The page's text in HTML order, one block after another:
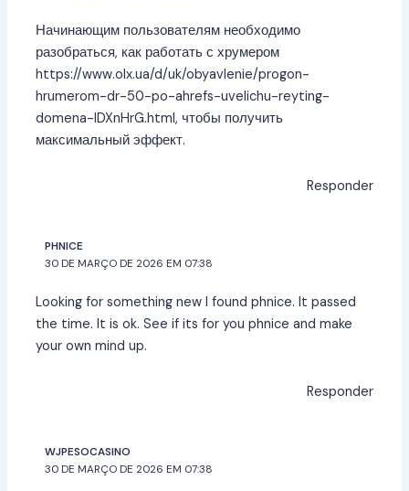
Начинающим пользователям необходимо
разобраться, как работать с хрумером
https://www.olx.ua/d/uk/obyavlenie/progon-
hrumerom-dr-50-po-ahrefs-uvelichu-reyting-
domena-IDXnHrG.html, чтобы получить
максимальный эффект.
Responder
PHNICE
30 DE MARÇO DE 2026 EM 07:38
Looking for something new I found phnice. It passed
the time. It is ok. See if its for youphnice and make
your own mind up.
Responder
WJPESOCASINO
30 DE MARÇO DE 2026 EM 07:38